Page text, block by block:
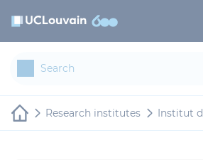
Research institutes Institut